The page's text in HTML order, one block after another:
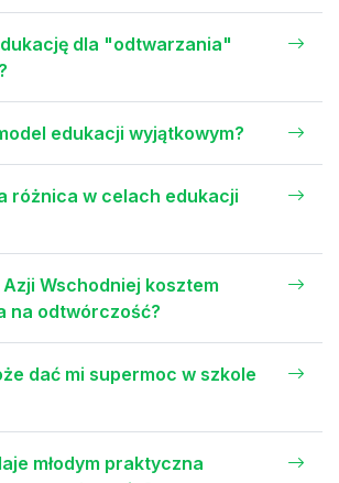
dla "odtwarzania"
edukacji wyjątkowym?
różnica w celach edukacji
Wschodniej kosztem
na odtwórczość?
dać mi supermoc w szkole
młodym praktyczna